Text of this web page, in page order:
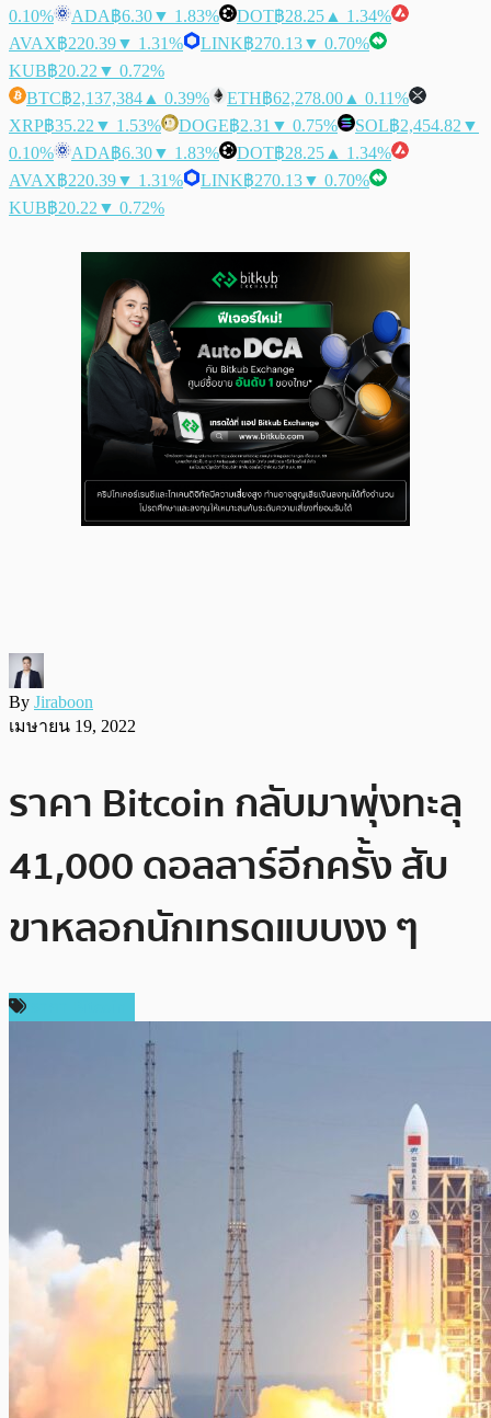
0.10%
ADA฿6.30▼ 1.83% DOT฿28.25 ▲ 1.34%
AVAX฿220.39▼ 1.31% LINK฿270.13▼ 0.70%
KUB฿20.22 ▼ 0.72%
BTC฿2,137,384 ▲ 0.39% ETH฿62,278.00 ▲ 0.11%
XRP฿35.22 ▼ 1.53% DOGE฿2.31 ▼ 0.75% SOL฿2,454.82 ▼
0.10%
ADA฿6.30▼ 1.83% DOT฿28.25 ▲ 1.34%
AVAX฿220.39▼ 1.31% LINK฿270.13▼ 0.70%
KUB฿20.22 ▼ 0.72%
By Jiraboon
เมษายน 19, 2022
ราคา Bitcoin กลับมาพุ่งทะลุ
41,000 ดอลลาร์อีกครั้ง สับ
ขาหลอกนักเทรดแบบงง ๆ